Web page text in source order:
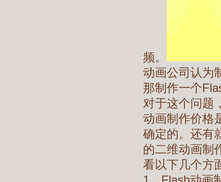
频。
动画公司认为
那制作一个
对于这个问题
动画制作价格
确定的。还有
的二维动画制
看以下几个方